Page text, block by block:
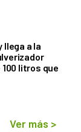
llega a la
litros que
Ver más >